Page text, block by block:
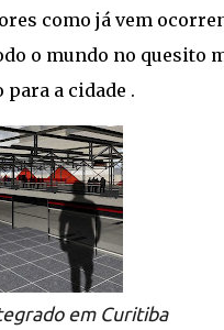
como já vem
o mundo no quesito
a cidade .
em Curitiba